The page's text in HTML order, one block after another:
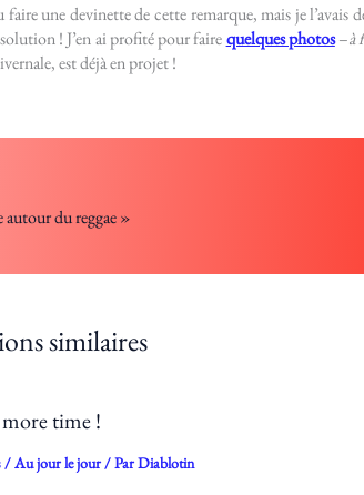
faire une devinette de cette remarque, mais je
! J’en ai profité pour fairequelques photos–à
est déjà en projet !
du reggae »
similaires
time !
/Au jour le jour/ ParDiablotin